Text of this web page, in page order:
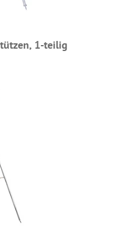
1-teilig